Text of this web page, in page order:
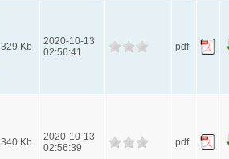
329 Kb
2020-10-13
02:56:41
pdf
340 Kb
2020-10-13
02:56:39
pdf